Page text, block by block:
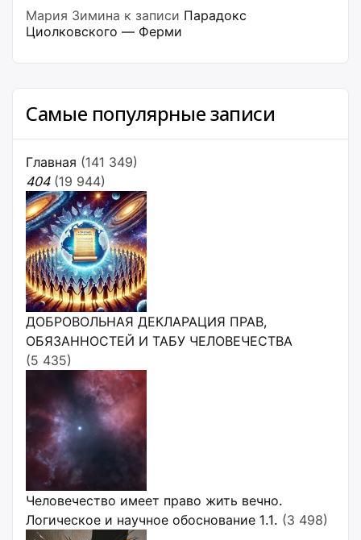
Мария Зимина к записи Парадокс
Циолковского — Ферми
Самые популярные записи
Главная (141 349)
404 (19 944)
ДОБРОВОЛЬНАЯ ДЕКЛАРАЦИЯ ПРАВ,
ОБЯЗАННОСТЕЙ И ТАБУ ЧЕЛОВЕЧЕСТВА
(5 435)
Человечество имеет право жить вечно.
Логическое и научное обоснование 1.1. (3 498)